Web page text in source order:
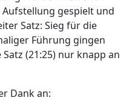
gespielt und
Satz: Sieg für die
Führung gingen
(21:25) nur knapp an
Dank an: